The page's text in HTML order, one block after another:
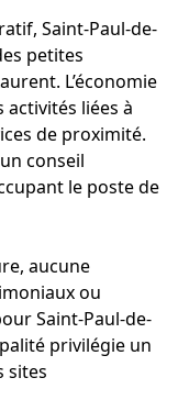
Saint-Paul-de-
petites
L’économie
liées à
de proximité.
conseil
le poste de
aucune
ou
Saint-Paul-de-
privilégie un
sites